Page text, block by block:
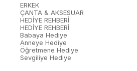
ERKEK
ÇANTA & AKSESUAR
HEDİYE REHBERİ
HEDİYE REHBERİ
Babaya Hediye
Anneye Hediye
Öğretmene Hediye
Sevgiliye Hediye